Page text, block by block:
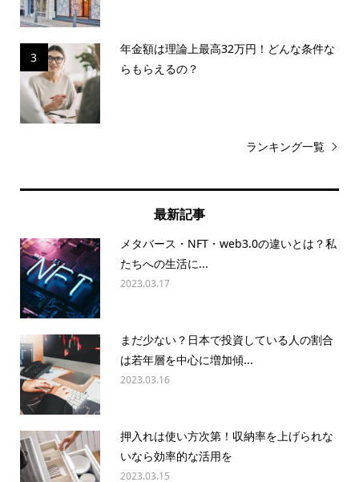
3
年金額は理論上最高32万円！どんな条件な
らもらえるの？
ランキング一覧
最新記事
メタバース・NFT・web3.0の違いとは？私
たちへの生活に...
2023.03.17
まだ少ない？日本で投資している人の割合
は若年層を中心に増加傾...
2023.03.16
押入れは使い方次第！収納率を上げられな
いなら効率的な活用を
2023.03.15